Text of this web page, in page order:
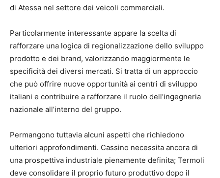
di Atessa nel settore dei veicoli commerciali.
Particolarmente interessante appare la scelta di
rafforzare una logica di regionalizzazione dello sviluppo
prodotto e dei brand, valorizzando maggiormente le
specificità dei diversi mercati. Si tratta di un approccio
che può offrire nuove opportunità ai centri di sviluppo
italiani e contribuire a rafforzare il ruolo dell’ingegneria
nazionale all’interno del gruppo.
Permangono tuttavia alcuni aspetti che richiedono
ulteriori approfondimenti. Cassino necessita ancora di
una prospettiva industriale pienamente definita; Termoli
deve consolidare il proprio futuro produttivo dopo il